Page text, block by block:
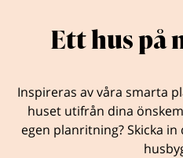
Ett hus på
Inspireras av våra smarta
huset utifrån dina
egen planritning? Skicka